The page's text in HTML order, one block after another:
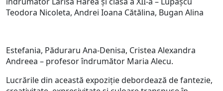
Teodora Nicoleta, Andrei Ioana Cătălina, Bugan Alina
Estefania, Păduraru Ana-Denisa, Cristea Alexandra
Andreea – profesor îndrumător Maria Alecu.
Lucrările din această expoziție debordează de fantezie,